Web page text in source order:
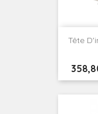
Tête
Prix